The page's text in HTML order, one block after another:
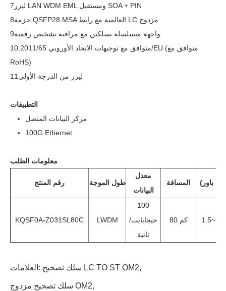
7ليزر LAN WDM EML ومستقبل SOA + PIN
8حزمة QSFP28 MSA العالمية مع رابط LC مزدوج
9واجهة متسلسلة بسلكين مع مراقبة تشخيص رقمية
10.متوافق مع توجيهات الاتحاد الأوروبي 2011/65/EU (متوافق مع
RoHS)
11ليزر من الدرجة الأولى
التطبيقات
مركز البيانات المتصل
100G Ethernet
معلومات الطلب
رقم المنتج طول الموجة
معدل
البيانات
المسافة
KQSF0A-Z031SL80C LWDM
100
جيجابايت/
ثانية
80 كم
العلامات: سلك تصحيح LC TO ST OM2,
سلك تصحيح مزدوج OM2,